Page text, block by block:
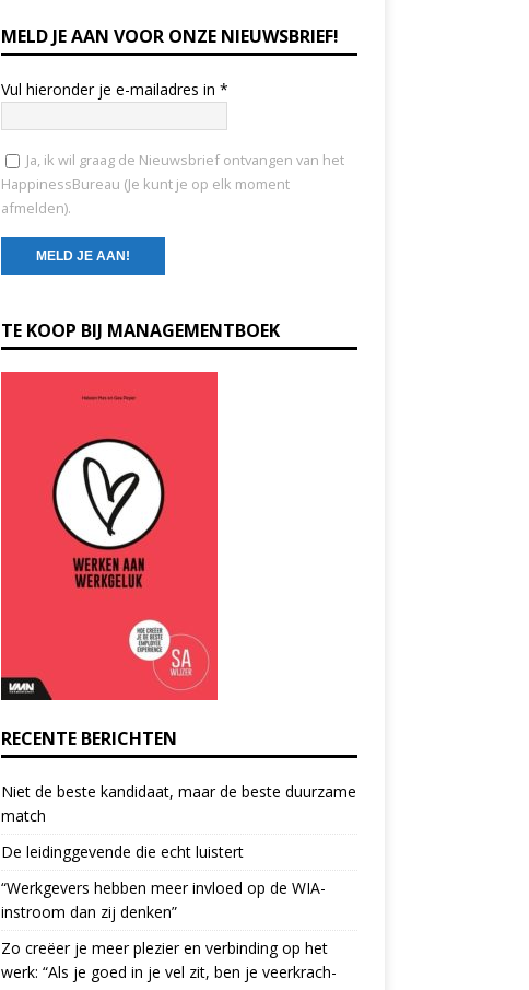
MELD JE AAN VOOR ONZE NIEUWSBRIEF!
Vul hieronder je e-mailadres in *
Ja, ik wil graag de Nieuwsbrief ontvangen van het
HappinessBureau (Je kunt je op elk moment
afmelden).
o
n
s
.
P
l
e
a
s
e
l
e
a
v
TE KOOP BIJ MANAGEMENTBOEK
RECENTE BERICHTEN
Niet de beste kandidaat, maar de beste duurzame
match
De leidinggevende die echt luistert
“Werkgevers hebben meer invloed op de WIA-
instroom dan zij denken”
Zo creëer je meer plezier en verbinding op het
werk: “Als je goed in je vel zit, ben je veerkrach­